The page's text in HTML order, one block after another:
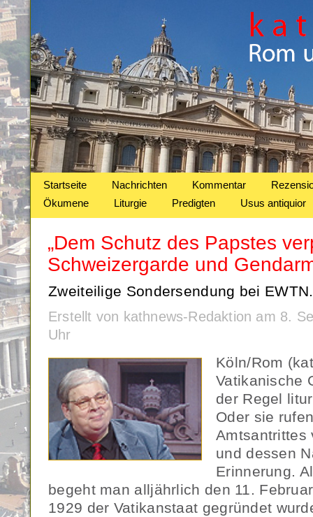
Startseite Nachrichten Kommentar
Ökumene
Liturgie Predigten Usus antiquior
„Dem Schutz des Papstes
Schweizergarde und
Zweiteilige Sondersendung bei EWTN.
Erstellt von kathnews-Redaktion am 8.
Uhr
Köln/Rom
Vatikanische
der Regel
Oder sie
Amtsantrittes
und dessen
Erinnerung.
begeht man alljährlich den 11.
1929 der Vatikanstaat gegründet